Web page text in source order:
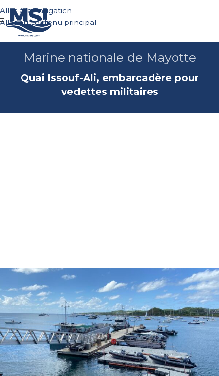
Aller à la navigation
Aller au contenu principal
Marine nationale de Mayotte
Quai Issouf-Ali, embarcadère pour
vedettes militaires